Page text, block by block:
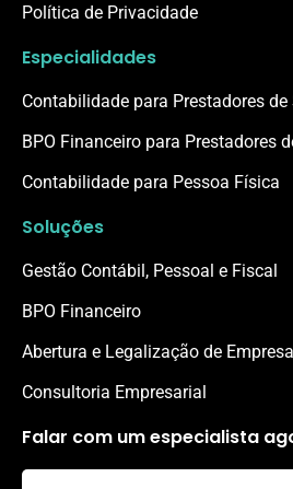
Política de Privacidade
Especialidades
Contabilidade para Prestadores de
BPO Financeiro para Prestadores
Contabilidade para Pessoa Física
Soluções
Gestão Contábil, Pessoal e Fiscal
BPO Financeiro
Abertura e Legalização de
Consultoria Empresarial
Falar com um especialista